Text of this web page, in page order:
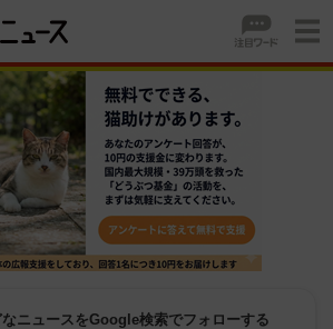
なニュースをGoogle検索でフォローする